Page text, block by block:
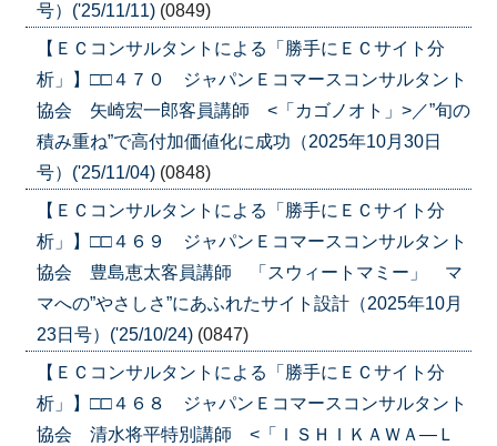
号）('25/11/11) (0849)
【ＥＣコンサルタントによる「勝手にＥＣサイト分
析」】□□４７０ ジャパンＥコマースコンサルタント
協会 矢崎宏一郎客員講師 <「カゴノオト」>／”旬の
積み重ね”で高付加価値化に成功（2025年10月30日
号）('25/11/04) (0848)
【ＥＣコンサルタントによる「勝手にＥＣサイト分
析」】□□４６９ ジャパンＥコマースコンサルタント
協会 豊島恵太客員講師 「スウィートマミー」 マ
マへの”やさしさ”にあふれたサイト設計（2025年10月
23日号）('25/10/24) (0847)
【ＥＣコンサルタントによる「勝手にＥＣサイト分
析」】□□４６８ ジャパンＥコマースコンサルタント
協会 清水将平特別講師 <「ＩＳＨＩＫＡＷＡ―Ｌ